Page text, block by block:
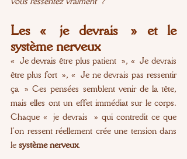
Les « je devrais » et le
système nerveux
« Je devrais être plus patient », « Je devrais
être plus fort », « Je ne devrais pas ressentir
ça » Ces pensées semblent venir de la tête,
mais elles ont un effet immédiat sur le corps.
Chaque « je devrais » qui contredit ce que
l’on ressent réellement crée une tension dans
le système nerveux.